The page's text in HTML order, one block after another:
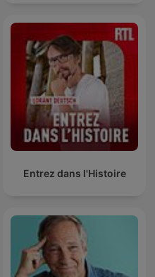
Entrez dans l'Histoire